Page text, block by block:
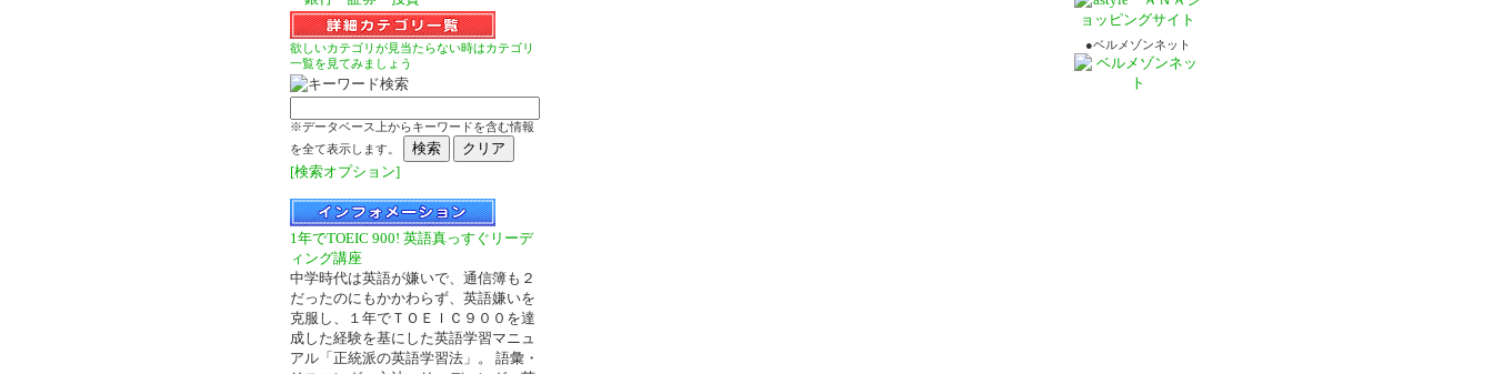
欲しいカテゴリが見当たらない時はカテゴリ
一覧を見てみましょう
※データベース上からキーワードを含む情報
を全て表示します。
[検索オプション]
1年でTOEIC 900! 英語真っすぐリーデ
ィング講座
中学時代は英語が嫌いで、通信簿も２
だったのにもかかわらず、英語嫌いを
克服し、１年でＴＯＥＩＣ９００を達
成した経験を基にした英語学習マニュ
アル「正統派の英語学習法」。 語彙・
●ベルメゾンネット